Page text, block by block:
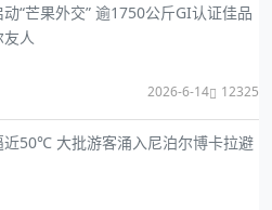
“芒果外交” 逾1750公斤GI认证佳品
人
2026-6-14 12325
近50℃ 大批游客涌入尼泊尔博卡拉避